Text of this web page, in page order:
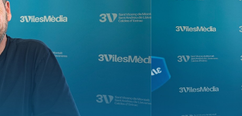
video